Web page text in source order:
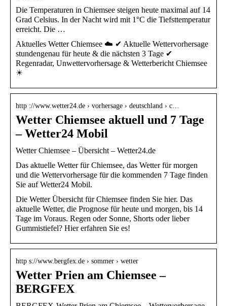
Die Temperaturen in Chiemsee steigen heute maximal auf 14
Grad Celsius. In der Nacht wird mit 1°C die Tiefsttemperatur
erreicht. Die …
Aktuelles Wetter Chiemsee ☁️ ✔ Aktuelle Wettervorhersage
stundengenau für heute & die nächsten 3 Tage ✔
Regenradar, Unwettervorhersage & Wetterbericht Chiemsee
☀
http ://www.wetter24.de › vorhersage › deutschland › c…
Wetter Chiemsee aktuell und 7 Tage
– Wetter24 Mobil
Wetter Chiemsee – Übersicht – Wetter24.de
Das aktuelle Wetter für Chiemsee, das Wetter für morgen
und die Wettervorhersage für die kommenden 7 Tage finden
Sie auf Wetter24 Mobil.
Die Wetter Übersicht für Chiemsee finden Sie hier. Das
aktuelle Wetter, die Prognose für heute und morgen, bis 14
Tage im Voraus. Regen oder Sonne, Shorts oder lieber
Gummistiefel? Hier erfahren Sie es!
http s://www.bergfex.de › sommer › wetter
Wetter Prien am Chiemsee –
BERGFEX